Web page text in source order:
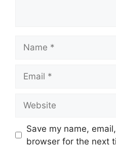
Save my name,
browser for the next